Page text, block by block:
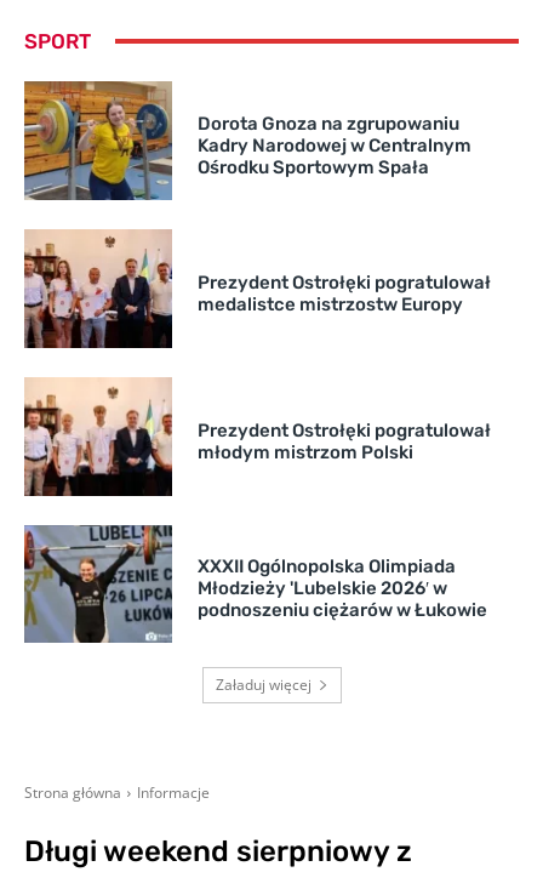
SPORT
Dorota Gnoza na zgrupowaniu
Kadry Narodowej w Centralnym
Ośrodku Sportowym Spała
Prezydent Ostrołęki pogratulował
medalistce mistrzostw Europy
Prezydent Ostrołęki pogratulował
młodym mistrzom Polski
XXXII Ogólnopolska Olimpiada
Młodzieży 'Lubelskie 2026′ w
podnoszeniu ciężarów w Łukowie
Załaduj więcej